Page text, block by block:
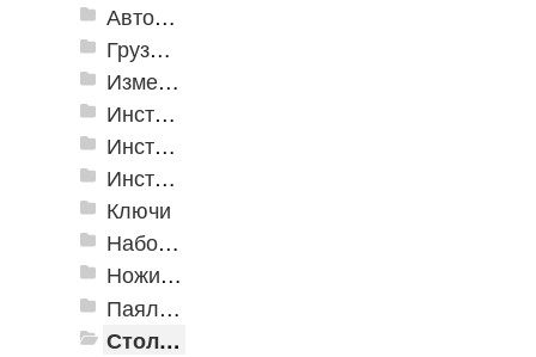
Автомобильные инструменты
Грузоподъёмное оборудование
Измерительные инструменты
Инструмент для крепления листовых материалов
Инструменты для крепления листовых материалов
Инструменты по кафелю и стеклу
Ключи
Наборы инструмента
Ножи технические
Паяльное оборудование
Столярно-слесарные инструменты